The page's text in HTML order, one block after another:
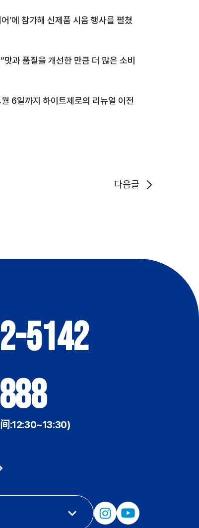
’에 참가해 신제품 시음 행사를 펼쳤
“맛과 품질을 개선한 만큼 더 많은 소비
월 6일까지 하이트제로의 리뉴얼 이전
다음글
5142
:12:30~13:30)